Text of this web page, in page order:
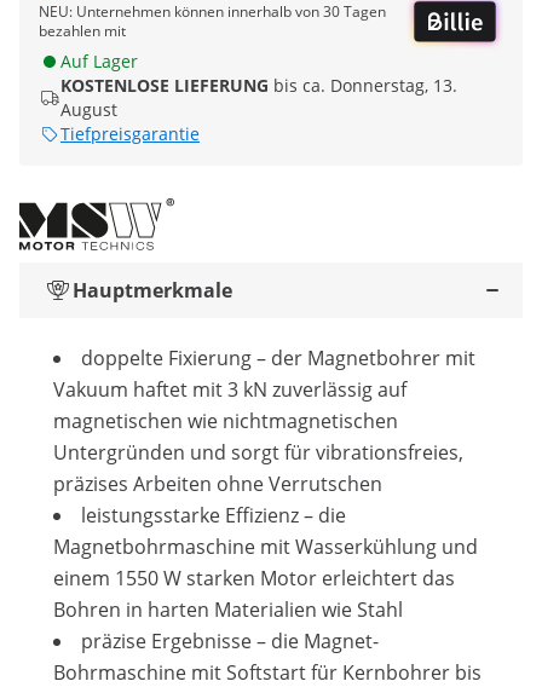
NEU: Unternehmen können innerhalb von 30 Tagen
bezahlen mit
Auf Lager
KOSTENLOSE LIEFERUNG bis ca. Donnerstag, 13.
August
Tiefpreisgarantie
Hauptmerkmale
doppelte Fixierung – der Magnetbohrer mit
Vakuum haftet mit 3 kN zuverlässig auf
magnetischen wie nichtmagnetischen
Untergründen und sorgt für vibrationsfreies,
präzises Arbeiten ohne Verrutschen
leistungsstarke Effizienz – die
Magnetbohrmaschine mit Wasserkühlung und
einem 1550 W starken Motor erleichtert das
Bohren in harten Materialien wie Stahl
präzise Ergebnisse – die Magnet-
Bohrmaschine mit Softstart für Kernbohrer bis